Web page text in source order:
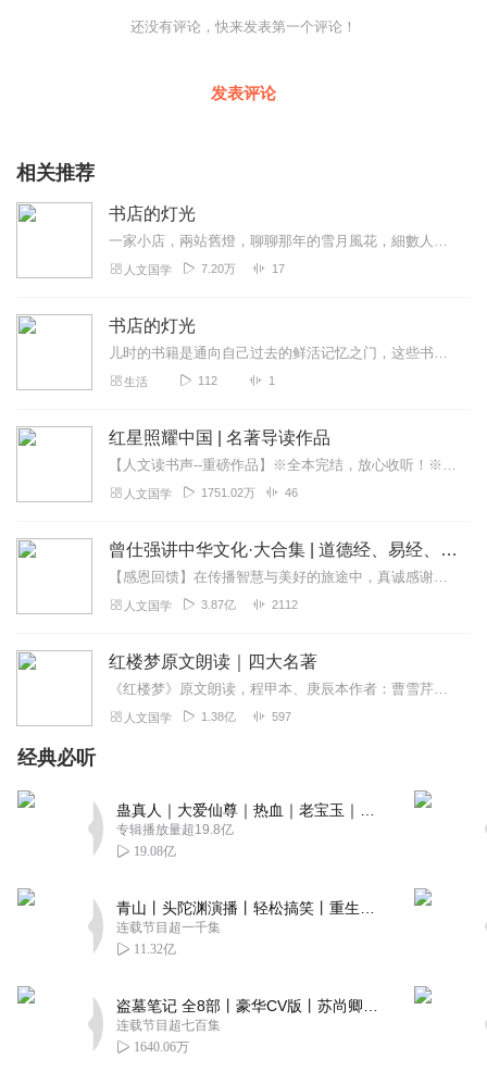
还没有评论，快来发表第一个评论！
发表评论
相关推荐
书店的灯光
一家小店，兩站舊燈，聊聊那年的雪月風花，細數人生的顛沛流離。以樹為枝，跨越心的距離。書店的燈光，一直為你點亮。
人文国学 7.20万 17
书店的灯光
儿时的书籍是通向自己过去的鲜活记忆之门，这些书并不一定能让我们记起当年读过的故事情节，但却使我们想起读这些书时，我们在哪里，在干什么；记住一本书是记住读这本书的...
生活 112 1
红星照耀中国 | 名著导读作品
【人文读书声--重磅作品】※全本完结，放心收听！※八年级（上）语文教科书名著导读指定作品，同名有声书！※著名翻译家董乐山先生权威中文译本！※人民文学出版...
人文国学 1751.02万 46
曾仕强讲中华文化·大合集 | 道德经、易经、三国演义中的国学
【感恩回馈】在传播智慧与美好的旅途中，真诚感谢每一位伙伴的温暖陪伴与鼎力支持！欢迎曾仕强学堂粉丝听友们入群交流，更多新鲜玩法和福利活动等你！添加微信：zengf...
人文国学 3.87亿 2112
红楼梦原文朗读｜四大名著
《红楼梦》原文朗读，程甲本、庚辰本作者：曹雪芹，朗读：白云出岫、蓝色百合《红楼梦》程甲本和庚辰本是该书两大重要版本。程甲本由程伟元和高鹗于乾隆五十六年（1791...
人文国学 1.38亿 597
经典必听
专辑播放量超19.8亿
19.08亿
连载节目超一千集
11.32亿
连载节目超七百集
1640.06万